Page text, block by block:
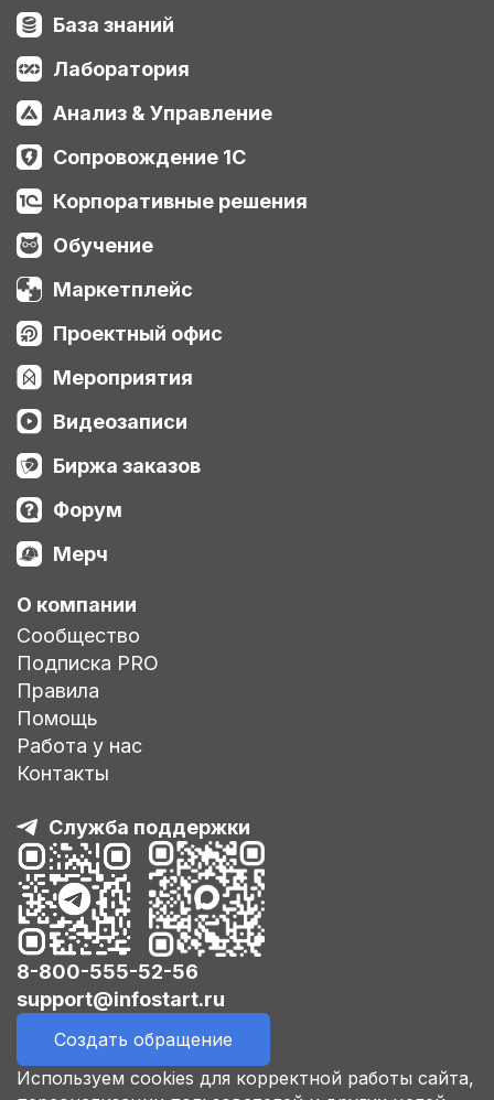
База знаний
Лаборатория
Анализ & Управление
Сопровождение 1С
Корпоративные решения
Обучение
Маркетплейс
Проектный офис
Мероприятия
Видеозаписи
Биржа заказов
Форум
Мерч
О компании
Сообщество
Подписка PRO
Правила
Помощь
Работа у нас
Контакты
Служба поддержки
8-800-555-52-56
support@infostart.ru
Создать обращение
Используем cookies для корректной работы сайта,